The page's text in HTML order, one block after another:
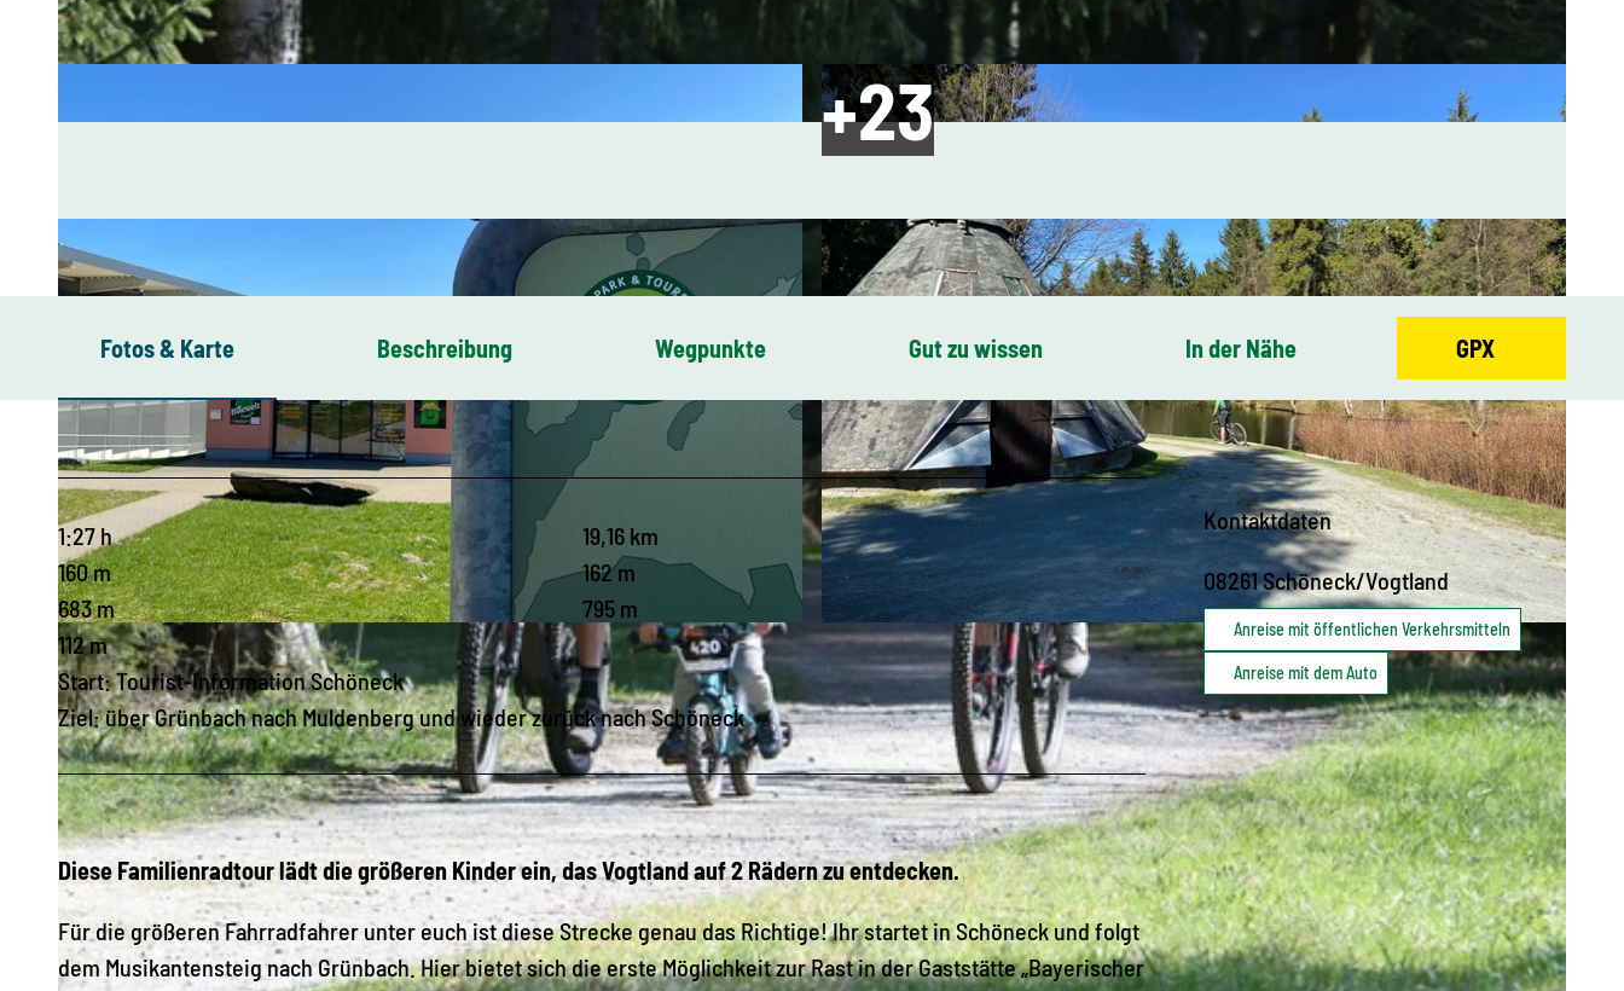
© André Wagenknecht, Schöneck Tourismus © André Wagenknecht, Schöneck Tourismus
Fotos & Karte Beschreibung Wegpunkte Gut zu wissen In der Nähe GPX
1:27 h
19,16 km
160 m
162 m
683 m
795 m
112 m
Start: Tourist-Information Schöneck
Ziel: über Grünbach nach Muldenberg und wieder zurück nach Schöneck
Diese Familienradtour lädt die größeren Kinder ein, das Vogtland auf 2 Rädern zu entdecken.
Für die größeren Fahrradfahrer unter euch ist diese Strecke genau das Richtige! Ihr startet in Schöneck und folgt
dem Musikantensteig nach Grünbach. Hier bietet sich die erste Möglichkeit zur Rast in der Gaststätte „Bayerischer
Kontaktdaten
08261Schöneck/Vogtland
Anreise mit öffentlichen Verkehrsmitteln
Anreise mit dem Auto